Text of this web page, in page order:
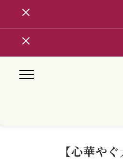
【心華や